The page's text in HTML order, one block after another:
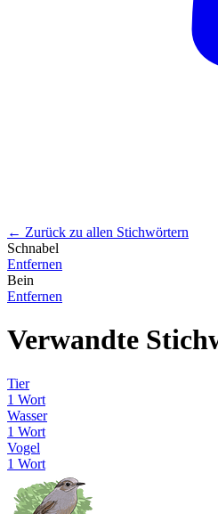
← Zurück zu allen Stichwörtern
Schnabel
Entfernen
Bein
Entfernen
Verwandte
Tier
1 Wort
Wasser
1 Wort
Vogel
1 Wort